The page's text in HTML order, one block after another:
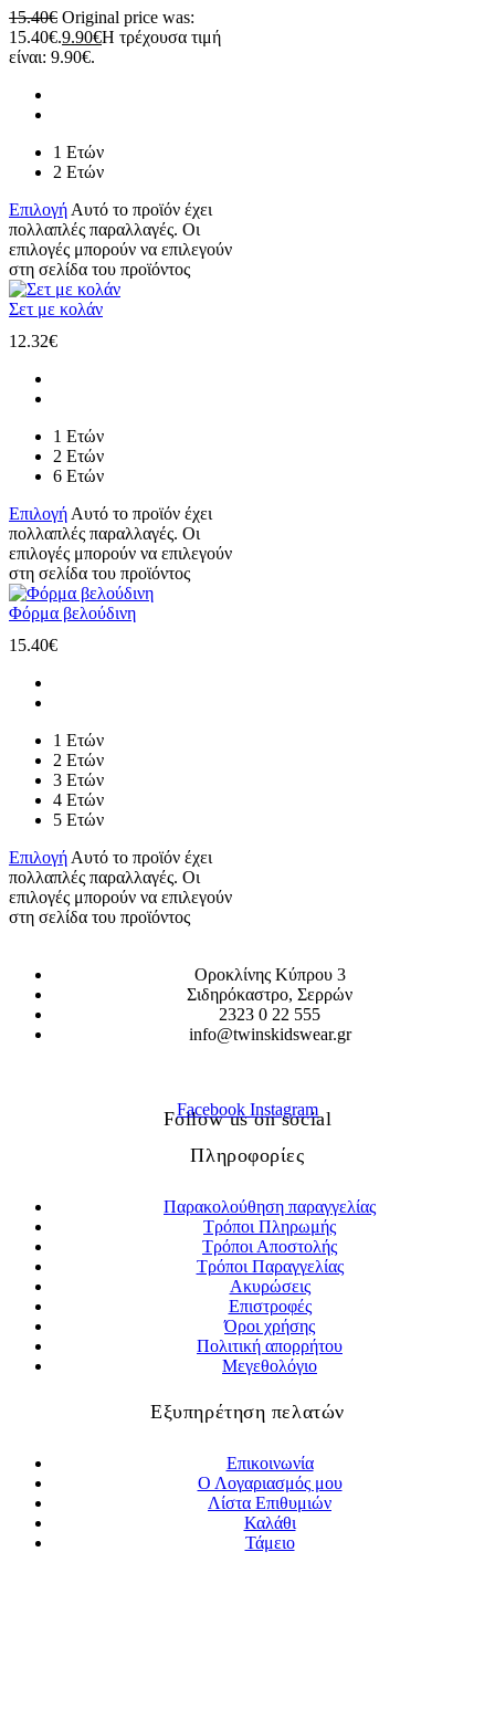
15.40€ Original price was:
15.40€.9.90€Η τρέχουσα τιμή
είναι: 9.90€.
1 Ετών
2 Ετών
Επιλογή Αυτό το προϊόν έχει
πολλαπλές παραλλαγές. Οι
επιλογές μπορούν να επιλεγούν
στη σελίδα του προϊόντος
Σετ με κολάν
12.32€
1 Ετών
2 Ετών
6 Ετών
Επιλογή Αυτό το προϊόν έχει
πολλαπλές παραλλαγές. Οι
επιλογές μπορούν να επιλεγούν
στη σελίδα του προϊόντος
Φόρμα βελούδινη
15.40€
1 Ετών
2 Ετών
3 Ετών
4 Ετών
5 Ετών
ΕπιλογήΑυτό το προϊόν έχει
πολλαπλές παραλλαγές. Οι
επιλογές μπορούν να επιλεγούν
στη σελίδα του προϊόντος
Οροκλίνης Κύπρου 3
Σιδηρόκαστρο, Σερρών
2323 0 22 555
info@twinskidswear.gr
Follow us on social
Facebook Instagram
Πληροφορίες
Παρακολούθηση παραγγελίας
Τρόποι Πληρωμής
Τρόποι Αποστολής
Τρόποι Παραγγελίας
Ακυρώσεις
Επιστροφές
Όροι χρήσης
Πολιτική απορρήτου
Μεγεθολόγιο
Εξυπηρέτηση πελατών
Επικοινωνία
Ο Λογαριασμός μου
Λίστα Επιθυμιών
Καλάθι
Τάμειο